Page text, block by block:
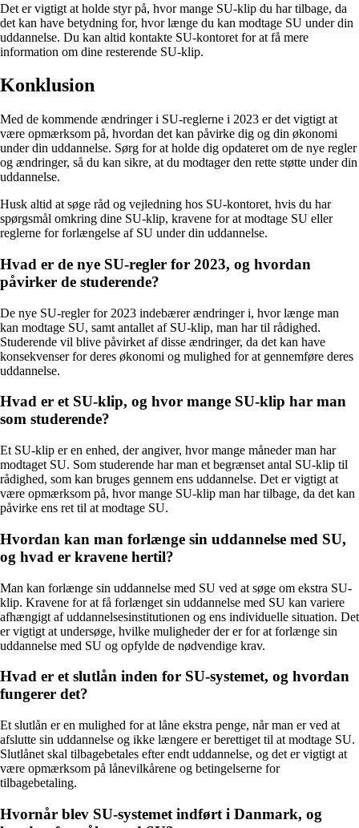
Det er vigtigt at holde styr på, hvor mange SU-klip du har tilbage, da
det kan have betydning for, hvor længe du kan modtage SU under din
uddannelse. Du kan altid kontakte SU-kontoret for at få mere
information om dine resterende SU-klip.
Konklusion
Med de kommende ændringer i SU-reglerne i 2023 er det vigtigt at
være opmærksom på, hvordan det kan påvirke dig og din økonomi
under din uddannelse. Sørg for at holde dig opdateret om de nye regler
og ændringer, så du kan sikre, at du modtager den rette støtte under din
uddannelse.
Husk altid at søge råd og vejledning hos SU-kontoret, hvis du har
spørgsmål omkring dine SU-klip, kravene for at modtage SU eller
reglerne for forlængelse af SU under din uddannelse.
Hvad er de nye SU-regler for 2023, og hvordan
påvirker de studerende?
De nye SU-regler for 2023 indebærer ændringer i, hvor længe man
kan modtage SU, samt antallet af SU-klip, man har til rådighed.
Studerende vil blive påvirket af disse ændringer, da det kan have
konsekvenser for deres økonomi og mulighed for at gennemføre deres
uddannelse.
Hvad er et SU-klip, og hvor mange SU-klip har man
som studerende?
Et SU-klip er en enhed, der angiver, hvor mange måneder man har
modtaget SU. Som studerende har man et begrænset antal SU-klip til
rådighed, som kan bruges gennem ens uddannelse. Det er vigtigt at
være opmærksom på, hvor mange SU-klip man har tilbage, da det kan
påvirke ens ret til at modtage SU.
Hvordan kan man forlænge sin uddannelse med SU,
og hvad er kravene hertil?
Man kan forlænge sin uddannelse med SU ved at søge om ekstra SU-
klip. Kravene for at få forlænget sin uddannelse med SU kan variere
afhængigt af uddannelsesinstitutionen og ens individuelle situation. Det
er vigtigt at undersøge, hvilke muligheder der er for at forlænge sin
uddannelse med SU og opfylde de nødvendige krav.
Hvad er et slutlån inden for SU-systemet, og hvordan
fungerer det?
Et slutlån er en mulighed for at låne ekstra penge, når man er ved at
afslutte sin uddannelse og ikke længere er berettiget til at modtage SU.
Slutlånet skal tilbagebetales efter endt uddannelse, og det er vigtigt at
være opmærksom på lånevilkårene og betingelserne for
tilbagebetaling.
Hvornår blev SU-systemet indført i Danmark, og